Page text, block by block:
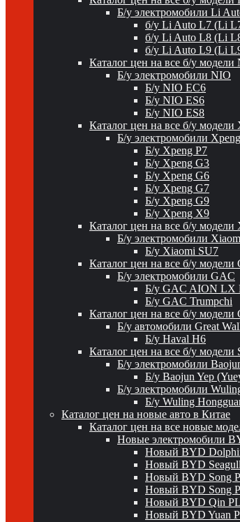
Б/у электромобили Li
б/у Li Auto L7 (Li
б/у Li Auto L8 (Li
б/у Li Auto L9 (Li
Каталог цен на все б/у модели
Б/у электромобили NIO
Б/у NIO EC6
Б/у NIO ES6
Б/у NIO ES8
Каталог цен на все б/у модели
Б/у электромобили Xpeng
Б/у Xpeng P7
Б/у Xpeng G3
Б/у Xpeng G6
Б/у Xpeng G7
Б/у Xpeng G9
Б/у Xpeng X9
Каталог цен на все б/у модели
Б/у электромобили
Б/у Xiaomi SU7
Каталог цен на все б/у модели
Б/у электромобили GAC
Б/у GAC AION LX
Б/у GAC Trumpchi
Каталог цен на все б/у
Б/у автомобили Great
Б/у Haval H6
Каталог цен на все б/у
Б/у электромобили
Б/у Baojun Yep
Б/у электромобили
Б/у Wuling
Каталог цен на новые авто в Китае
Каталог цен на все новые
Новые электромобили
Новый BYD
Новый BYD Seagull
Новый BYD Song
Новый BYD Song
Новый BYD Qin
Новый BYD Yuan